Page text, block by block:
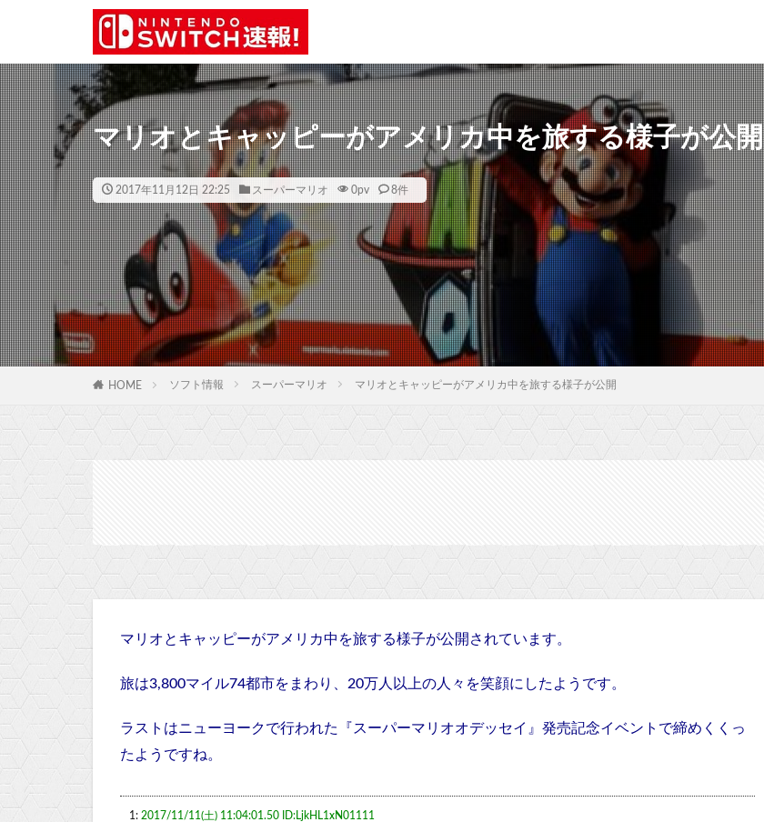
マリオとキャッピーがアメリカ中を旅する様子が公開
2017年11月12日 22:25 スーパーマリオ 0pv 8件
HOME ソフト情報 スーパーマリオ マリオとキャッピーがアメリカ中を旅する様子が公開
マリオとキャッピーがアメリカ中を旅する様子が公開されています。
旅は3,800マイル74都市をまわり、20万人以上の人々を笑顔にしたようです。
ラストはニューヨークで行われた『スーパーマリオオデッセイ』発売記念イベントで締めくくっ
たようですね。
1: 2017/11/11(土) 11:04:01.50 ID:LjkHL1xN01111